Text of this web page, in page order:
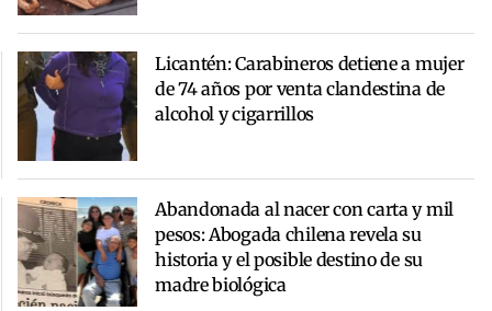
Licantén: Carabineros detiene a mujer
de 74 años por venta clandestina de
alcohol y cigarrillos
Abandonada al nacer con carta y mil
pesos: Abogada chilena revela su
historia y el posible destino de su
madre biológica